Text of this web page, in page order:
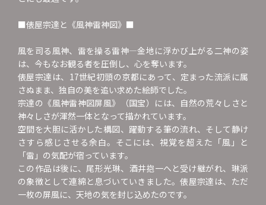
■俵屋宗達と《風神雷神図》■
風を司る風神、雷を操る雷神―金地に浮かび上がる二神の姿
は、今もなお観る者を圧倒し、心を奪います。
俵屋宗達は、17世紀初頭の京都にあって、定まった流派に属
さぬまま、独自の美を追い求めた絵師でした。
宗達の《風神雷神図屏風》（国宝）には、自然の荒々しさと
神々しさが渾然一体となって描かれています。
空間を大胆に活かした構図、躍動する筆の流れ、そして静け
さすら感じさせる余白。そこには、視覚を超えた「風」と
「雷」の気配が宿っています。
この作品は後に、尾形光琳、酒井抱一へと受け継がれ、琳派
の象徴として連綿と息づいていきました。俵屋宗達は、ただ
一枚の屏風に、天地の気を封じ込めたのです。